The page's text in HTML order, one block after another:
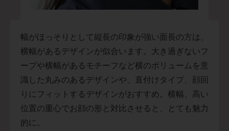
幅がほっそりとして縦長の印象が強い面長の方は、
横幅があるデザインが似合います。大き過ぎないフ
ープや横幅があるモチーフなど横のボリュームを意
識した丸みのあるデザインや、直付けタイプ、顔回
りにフィットするデザインがおすすめ。横幅、高い
位置の重心でお顔の形と対比させると、とても魅力
的に。